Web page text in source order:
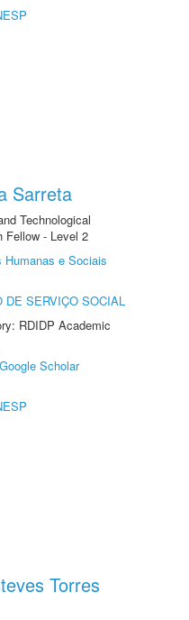
Sarreta
Technological
Fellow - Level 2
Humanas e Sociais
DE SERVIÇO SOCIAL
RDIDP Academic
Google Scholar
Torres